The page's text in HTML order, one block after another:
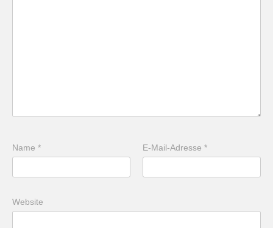
Name * E-Mail-Adresse*
Website